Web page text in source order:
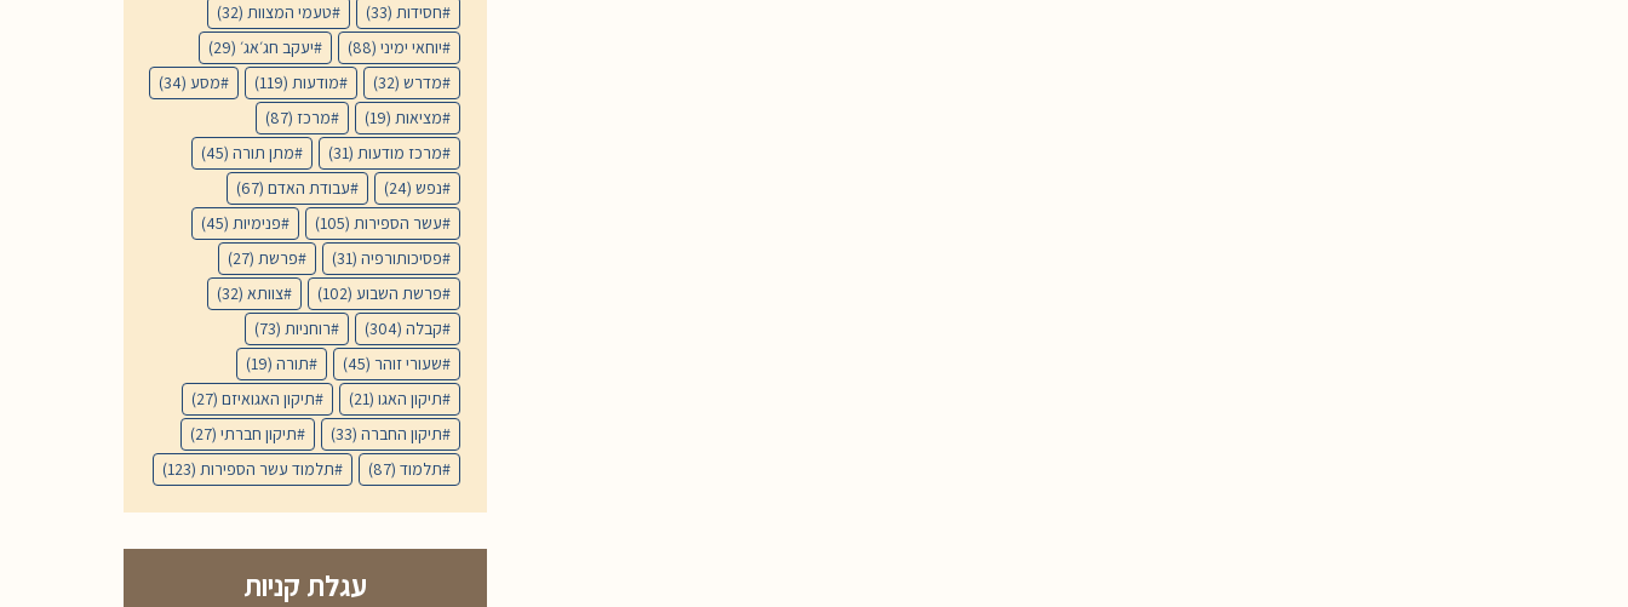
חסידות (33) טעמי המצוות (32)
יוחאי ימיני (88) יעקב חג׳אג׳ (29)
מדרש (32) מודעות (119) מסע (34)
מציאות (19) מרכז (87)
מרכז מודעות (31) מתן תורה (45)
נפש (24) עבודת האדם (67)
עשר הספירות (105) פנימיות (45)
פסיכותורפיה (31) פרשת (27)
פרשת השבוע (102) צוותא (32)
קבלה (304) רוחניות (73)
שעורי זוהר (45) תורה (19)
תיקון האגו (21) תיקון האגואיזם (27)
תיקון החברה (33) תיקון חברתי (27)
תלמוד (87) תלמוד עשר הספירות (123)
עגלת קניות